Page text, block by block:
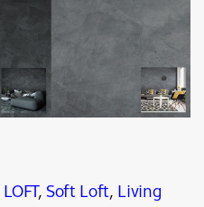
LOFT,Soft Loft,Living